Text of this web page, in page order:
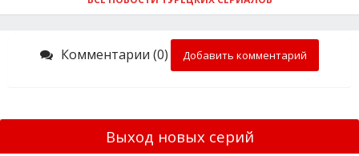
Комментарии (0) Добавить комментарий
Выход новых серий